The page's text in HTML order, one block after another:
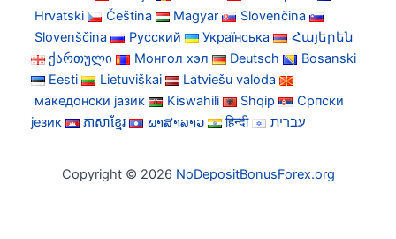
Hrvatski
Čeština Magyar
Slovenčina
Slovenščina
Русский Українська
Հայերեն
ქართული
Монгол хэл Deutsch
Bosanski
Eesti
Lietuviškai
Latviešu valoda
македонски јазик
Kiswahili Shqip
Српски
језик
ភាសាខ្មែរ ພາສາລາວ हिन्दी עברית
Copyright © 2026 NoDepositBonusForex.org